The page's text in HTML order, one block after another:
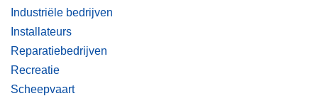
Industriële bedrijven
Installateurs
Reparatiebedrijven
Recreatie
Scheepvaart